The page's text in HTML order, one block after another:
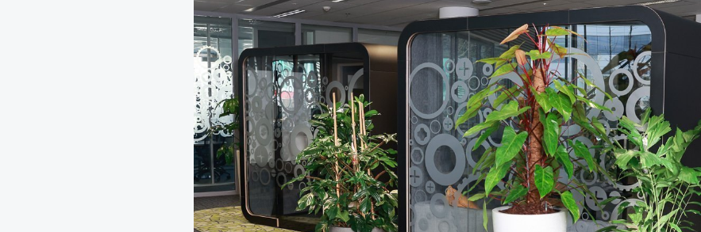
Zelené fasády
Mechové stěny a obrazy
Revitalizace stávajících rostlin